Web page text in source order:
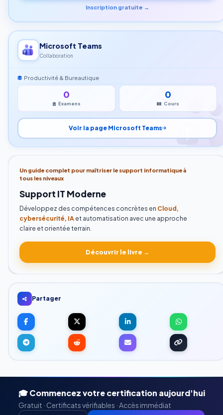
Inscription gratuite →
Microsoft Teams
Collaboration
Productivité & Bureautique
0
Examens
0
Cours
Voir la page Microsoft Teams
Un guide complet pour maîtriser le support informatique à
tous les niveaux
Support IT Moderne
Développez des compétences concrètes en Cloud,
cybersécurité, IAet automatisation avec une approche
claire et orientée terrain.
Découvrir le livre →
Partager
🎓 Commencez votre certification aujourd'hui
Gratuit · Certificats vérifiables · Accès immédiat